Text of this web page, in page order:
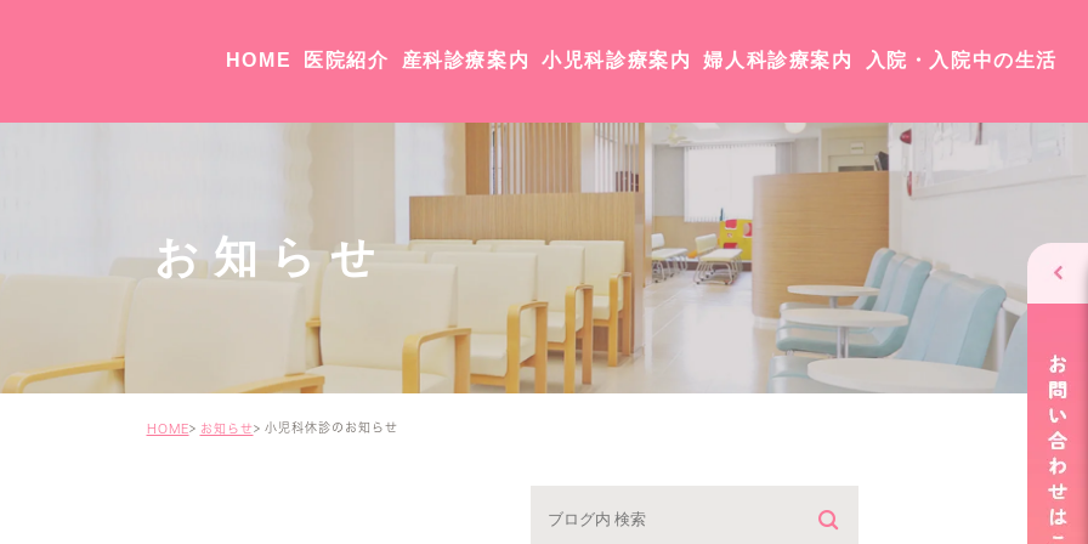
HOME 医院紹介
医院紹介・アクセス
産科診療案内 小児科診療案内 婦人科診療案内 入院・入院中の生活
お知らせ
HOME お知らせ 小児科休診のお知らせ